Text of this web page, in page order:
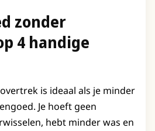
zonder
4 handige
is ideaal als je minder
Je hoeft geen
hebt minder was en